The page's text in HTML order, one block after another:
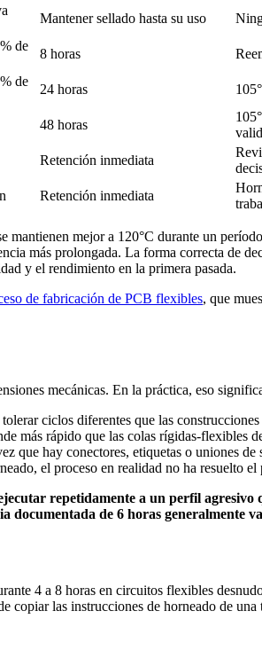
Mantener sellado hasta su uso
de
8 horas
de
24 horas
48 horas
Retención inmediata
Retención inmediata
mejor a 120°C durante un
más prolongada. La forma correcta de
y el rendimiento en la primera pasada.
de fabricación de PCB flexibles, que
mecánicas. En la práctica, eso
ciclos diferentes que las
más rápido que las colas rígidas-flexibles
que hay conectores, etiquetas o uniones
el proceso en realidad no ha resuelto
repetidamente a un perfil agresivo
documentada de 6 horas
4 a 8 horas en circuitos flexibles
copiar las instrucciones de horneado de una